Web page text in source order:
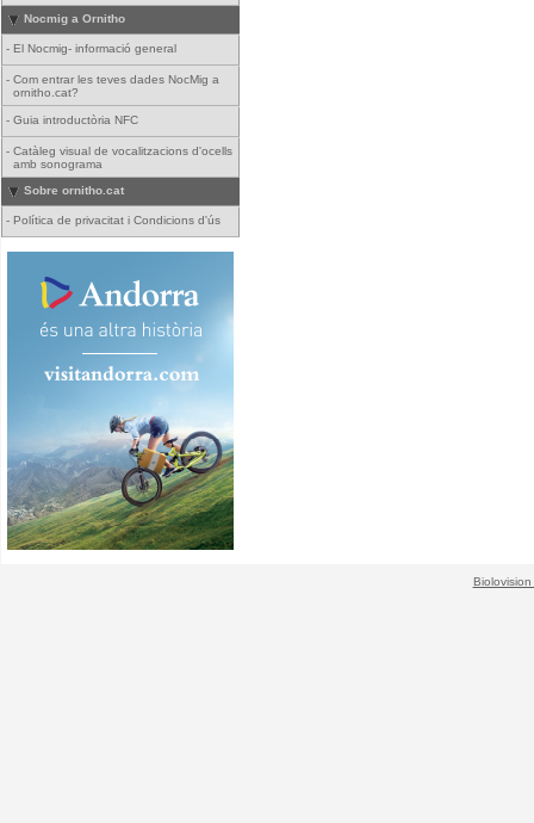
Nocmig a Ornitho
- El Nocmig- informació general
- Com entrar les teves dades NocMig a
ornitho.cat?
- Guia introductòria NFC
- Catàleg visual de vocalitzacions d'ocells
amb sonograma
Sobre ornitho.cat
- Política de privacitat i Condicions d'ús
Biolovision